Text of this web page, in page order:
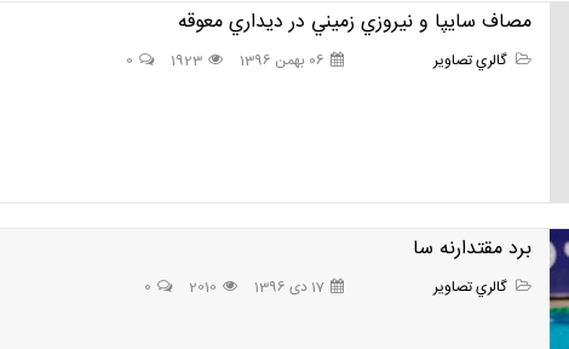
مصاف سايپا و نيروزي زميني در ديداري معوقه
گالري تصاوير 06 بهمن 1396 1923
0
برد مقتدارنه سا
گالري تصاوير 17 دی 1396 2010
0